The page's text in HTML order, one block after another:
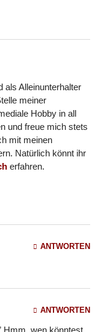
als Alleinunterhalter
meiner
Hobby in all
und freue mich stets
mit meinen
Natürlich könnt ihr
erfahren.
ANTWORTEN
ANTWORTEN
wen könntest